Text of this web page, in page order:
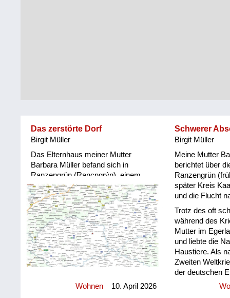
Staatsvertrag
Wohnen
sonstiges
Das zerstörte Dorf
Birgit Müller
Das Elternhaus meiner Mutter
Barbara Müller befand sich in
Ranzengrün (Rancngrýn), einem
kleinen Bauerndorf im Kreis
Karlsbad (Karlovy Vary), dem
heutigen Tschechien. Leider wurde
das Dorf Ranzengrün nach Ende
des Zweiten Weltkrieges
vollkommen vernichtet und zu einem
Truppenübungsplatz für das
tschechische Militär umfunktioniert
(Vojenský újezd Hradištĕ). Genau
ist, befand sich ehemals
Wohnen 10. April 2026
Schwerer
Birgit Müller
Meine Mutter
berichtet über
Ranzengrün
später Kreis
und die Flucht
Trotz des oft
während des
Mutter im
und liebte die
Haustiere. Als
Zweiten
der deutschen
Sudetenland